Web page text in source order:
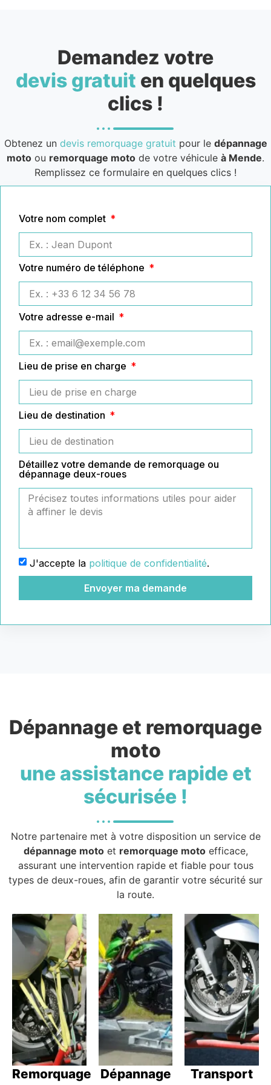
Demandez votre
devis gratuit en quelques
clics !
Obtenez un devis remorquage gratuit pour le dépannage
moto ou remorquage moto de votre véhicule à Mende.
Remplissez ce formulaire en quelques clics !
Votre nom complet
Votre numéro de téléphone
Votre adresse e-mail
Lieu de prise en charge
Lieu de destination
Détaillez votre demande de remorquage ou
dépannage deux-roues
J'accepte la politique de confidentialité.
Envoyer ma demande
Dépannage et remorquage
moto
une assistance rapide et
sécurisée !
Notre partenaire met à votre disposition un service de
dépannage motoet remorquage motoefficace,
assurant une intervention rapide et fiable pour tous
types de deux-roues, afin de garantir votre sécurité sur
la route.
Remorquage
Dépannage
Transport